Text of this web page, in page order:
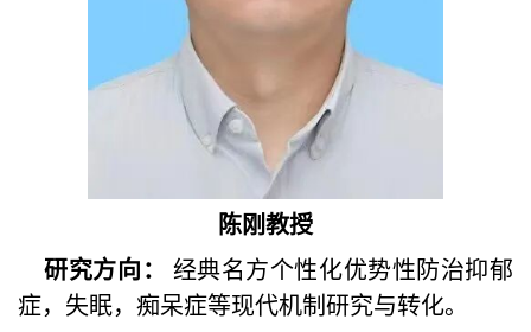
陈刚教授
研究方向：
经典名方个性化优势性防治抑郁
症，失眠，痴呆症等现代机制研究与转化。